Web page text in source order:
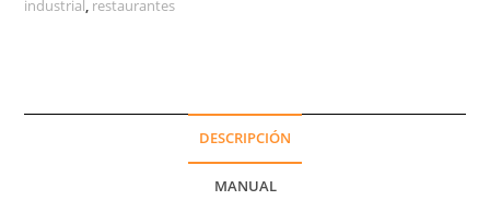
industrial, restaurantes
DESCRIPCIÓN
MANUAL